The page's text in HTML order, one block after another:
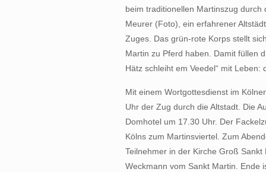
beim traditionellen Martinszug durch
Meurer (Foto), ein erfahrener
Zuges. Das grün-rote Korps stellt
Martin zu Pferd haben. Damit füllen
Hätz schleiht em Veedel“ mit Leben:
Mit einem Wortgottesdienst im
Uhr der Zug durch die Altstadt. Die
Domhotel um 17.30 Uhr. Der
Kölns zum Martinsviertel. Zum
Teilnehmer in der Kirche Groß
Weckmann vom Sankt Martin. Ende